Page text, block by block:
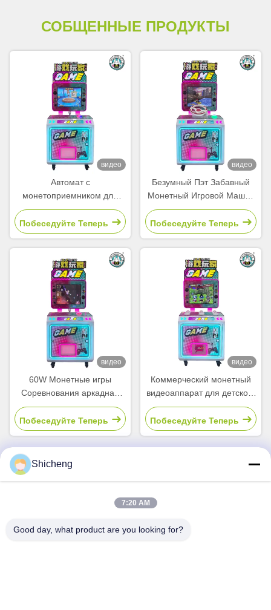
СОБЩЕННЫЕ ПРОДУКТЫ
видео
Автомат с
монетоприемником для
детской аркады в торговом
центре, парке, для
путешествий, головоломки
Побеседуйте Теперь
видео
Безумный Пэт Забавный
Монетный Игровой Машин
Детский Видео Игровой
Машин
Побеседуйте Теперь
видео
60W Монетные игры
Соревнования аркадная
рыбалка Мотоциклетная
игра
Побеседуйте Теперь
видео
Коммерческий монетный
видеоаппарат для детского
супермаркета
Побеседуйте Теперь
Комната 101, No13 Вэйминская средняя дорога, город
Shicheng
7:20 AM
Good day, what product are you looking for?